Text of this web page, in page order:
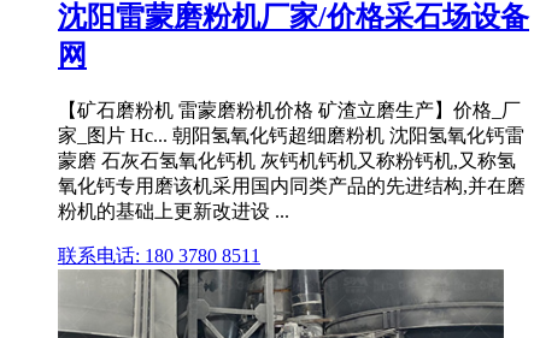
沈阳雷蒙磨粉机厂家/价格采石场设备
网
【矿石磨粉机 雷蒙磨粉机价格 矿渣立磨生产】价格_厂
家_图片 Hc... 朝阳氢氧化钙超细磨粉机 沈阳氢氧化钙雷
蒙磨 石灰石氢氧化钙机 灰钙机钙机又称粉钙机,又称氢
氧化钙专用磨该机采用国内同类产品的先进结构,并在磨
粉机的基础上更新改进设 ...
联系电话: 180 3780 8511